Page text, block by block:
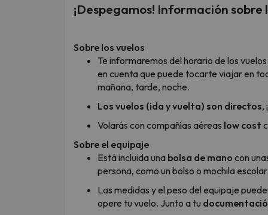
¡Despegamos! Información sobre
Sobre los vuelos
Te informaremos del horario de los
en cuenta que puede tocarte viajar en
mañana, tarde, noche.
Los vuelos (ida y vuelta) son directos,
Volarás con compañías aéreas low cost
Sobre el equipaje
Está incluida una bolsa de mano con
persona, como un bolso o mochila
Las medidas y el peso del equipaje
opere tu vuelo. Junto a tu